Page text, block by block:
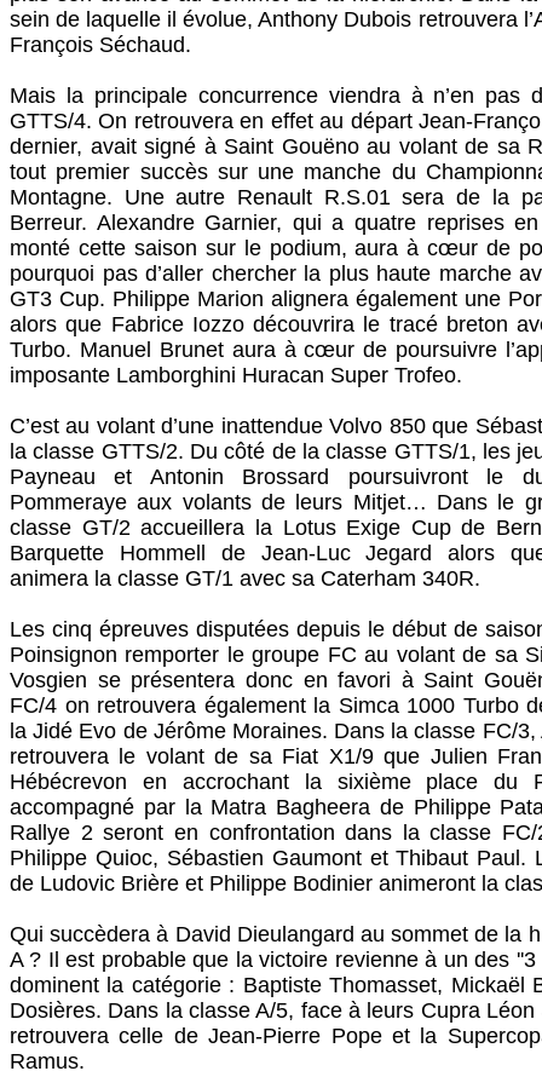
sein de laquelle il évolue, Anthony Dubois retrouvera
François Séchaud.
Mais la principale concurrence viendra à n’en pas
GTTS/4. On retrouvera en effet au départ Jean-
dernier, avait signé à Saint Gouëno au volant de sa
tout premier succès sur une manche du
Montagne. Une autre Renault R.S.01 sera de la
Berreur. Alexandre Garnier, qui a quatre reprises
monté cette saison sur le podium, aura à cœur de
pourquoi pas d’aller chercher la plus haute marche
GT3 Cup. Philippe Marion alignera également une
alors que Fabrice Iozzo découvrira le tracé breton
Turbo. Manuel Brunet aura à cœur de poursuivre
imposante Lamborghini Huracan Super Trofeo.
C’est au volant d’une inattendue Volvo 850 que
la classe GTTS/2. Du côté de la classe GTTS/1, les
Payneau et Antonin Brossard poursuivront le
Pommeraye aux volants de leurs Mitjet… Dans le
classe GT/2 accueillera la Lotus Exige Cup de
Barquette Hommell de Jean-Luc Jegard alors
animera la classe GT/1 avec sa Caterham 340R.
Les cinq épreuves disputées depuis le début de
Poinsignon remporter le groupe FC au volant de sa
Vosgien se présentera donc en favori à Saint
FC/4 on retrouvera également la Simca 1000 Turbo
la Jidé Evo de Jérôme Moraines. Dans la classe FC/
retrouvera le volant de sa Fiat X1/9 que Julien
Hébécrevon en accrochant la sixième place du
accompagné par la Matra Bagheera de Philippe
Rallye 2 seront en confrontation dans la classe
Philippe Quioc, Sébastien Gaumont et Thibaut Paul.
de Ludovic Brière et Philippe Bodinier animeront la
Qui succèdera à David Dieulangard au sommet de la
A ? Il est probable que la victoire revienne à un des
dominent la catégorie : Baptiste Thomasset, Mickaël
Dosières. Dans la classe A/5, face à leurs Cupra
retrouvera celle de Jean-Pierre Pope et la
Ramus.